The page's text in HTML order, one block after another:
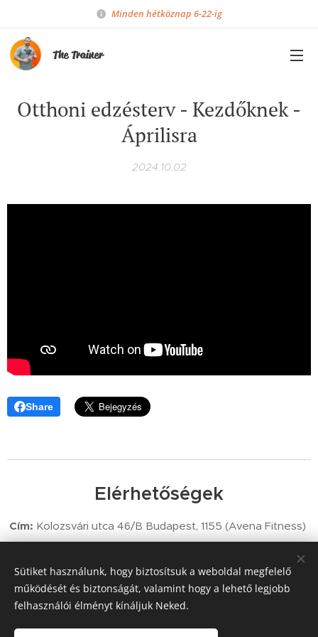
Minden hétköznap 6-22-ig
The Trainer
Otthoni edzésterv - Kezdőknek -
Áprilisra
2024.10.02
Share
Elérhetőségek
Cím: Kolozsvári utca 46/B Budapest, 1155 (Avena Fitness)
Email:info@thetrainer.hu
Sütiket használunk, hogy biztosítsuk a weboldal megfelelő
működését és biztonságát, valamint hogy a lehető legjobb
felhasználói élményt kínáljuk Neked.